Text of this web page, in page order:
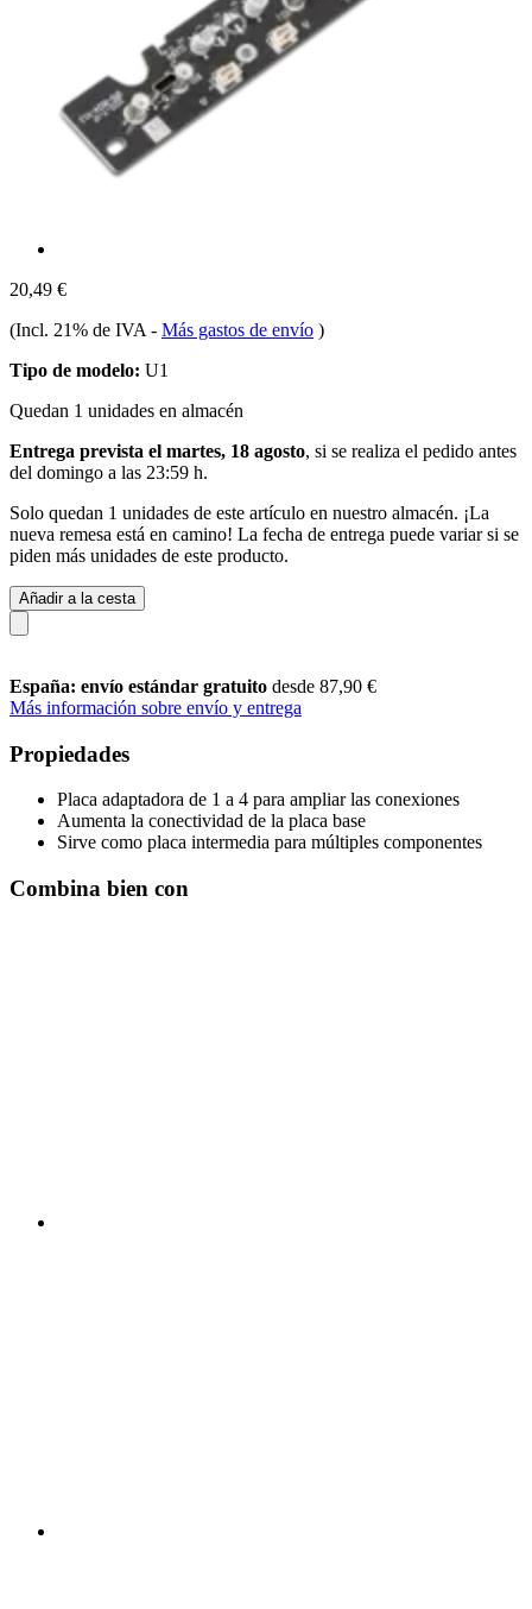
20,49 €
(Incl. 21% de IVA - Más gastos de envío )
Tipo de modelo: U1
Quedan 1 unidades en almacén
Entrega prevista el martes, 18 agosto, si se realiza el pedido antes
del domingo a las 23:59 h.
Solo quedan 1 unidades de este artículo en nuestro almacén. ¡La
nueva remesa está en camino! La fecha de entrega puede variar si se
piden más unidades de este producto.
Añadir a la cesta
España: envío estándar gratuito desde 87,90 €
Más información sobre envío y entrega
Propiedades
Placa adaptadora de 1 a 4 para ampliar las conexiones
Aumenta la conectividad de la placa base
Sirve como placa intermedia para múltiples componentes
Combina bien con